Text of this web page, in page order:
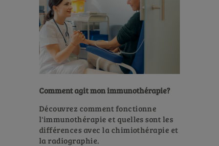
Comment agit mon immunothérapie?
Découvrez comment fonctionne
l'immunothérapie et quelles sont les
différences avec la chimiothérapie et
la radiographie.